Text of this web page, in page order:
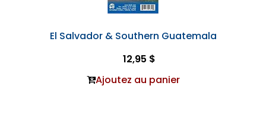
El Salvador & Southern Guatemala
12,95 $
Ajoutez au panier